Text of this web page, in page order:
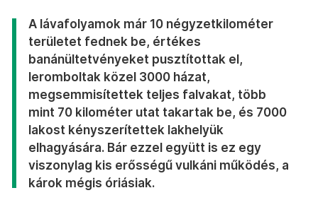
A lávafolyamok már 10 négyzetkilométer
területet fednek be, értékes
banánültetvényeket pusztítottak el,
leromboltak közel 3000 házat,
megsemmisítettek teljes falvakat, több
mint 70 kilométer utat takartak be, és 7000
lakost kényszerítettek lakhelyük
elhagyására. Bár ezzel együtt is ez egy
viszonylag kis erősségű vulkáni működés, a
károk mégis óriásiak.